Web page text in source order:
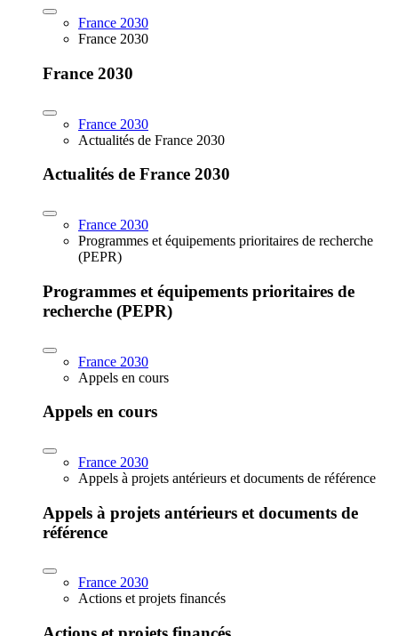
France 2030
France 2030
France 2030
France 2030
Actualités de France 2030
Actualités de France 2030
France 2030
Programmes et équipements prioritaires de recherche
(PEPR)
Programmes et équipements prioritaires de
recherche (PEPR)
France 2030
Appels en cours
Appels en cours
France 2030
Appels à projets antérieurs et documents de référence
Appels à projets antérieurs et documents de
référence
France 2030
Actions et projets financés